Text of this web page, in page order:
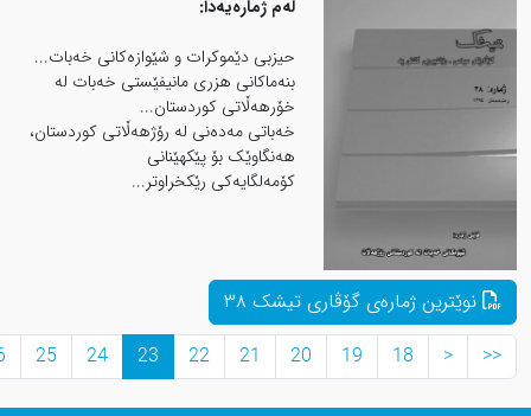
حیزبی دێموکرات و شێوازه‌کانی خه‌بات...
بنه‌ماكانی هزری مانیفێستی خه‌بات له
خەباتی مەدەنی لە رۆژهەڵاتی کوردستان،
هەنگاوێک بۆ پێکهێنانی
21
22
23
24
25
26
27